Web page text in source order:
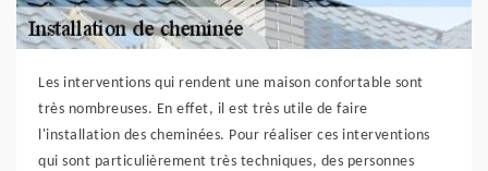
Les interventions qui rendent une maison confortable sont
très nombreuses. En effet, il est très utile de faire
l'installation des cheminées. Pour réaliser ces interventions
qui sont particulièrement très techniques, des personnes